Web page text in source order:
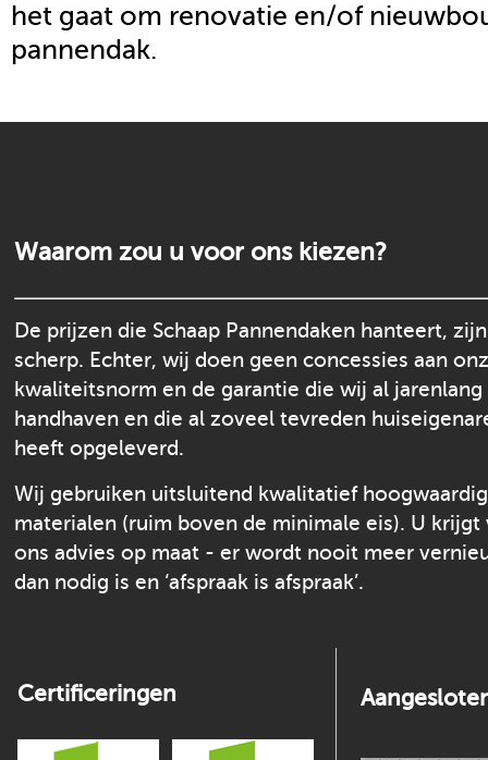
het gaat om renovatie en/of
pannendak.
Waarom zou u voor ons kiezen?
De prijzen die Schaap Pannendaken hanteert,
scherp. Echter, wij doen geen concessies aan
kwaliteitsnorm en de garantie die wij al jarenlang
handhaven en die al zoveel tevreden
heeft opgeleverd.
Wij gebruiken uitsluitend kwalitatief
materialen (ruim boven de minimale eis). U krijgt
ons advies op maat - er wordt nooit meer
dan nodig is en ‘afspraak is afspraak’.
Certificeringen